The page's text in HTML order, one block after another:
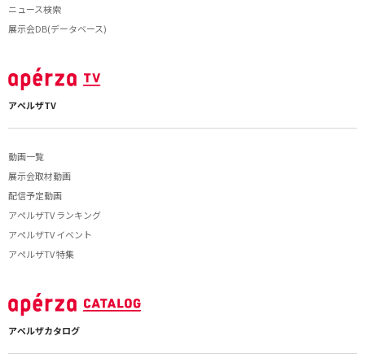
ニュース検索
展示会DB(データベース)
アペルザTV
動画一覧
展示会取材動画
配信予定動画
アペルザTV ランキング
アペルザTV イベント
アペルザTV 特集
アペルザカタログ